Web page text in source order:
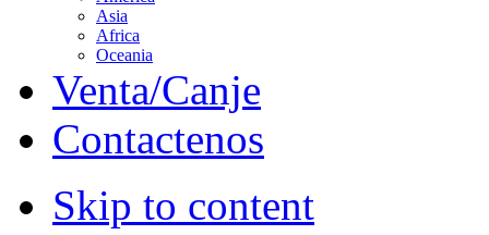
Asia
Africa
Oceania
Venta/Canje
Contactenos
Skip to content